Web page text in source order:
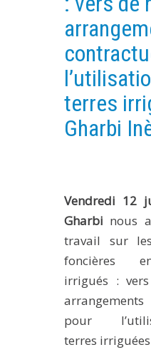
IMPLANTATIONS
PROJETS EN COURS
PROJETS TERMINÉS
NOS RÉSEAUX
SÉMINAIRES RÉGULIERS
INGÉNIEUR
FORMATION CONTINUE
FORMATION DOCTORALE
PRODUCTION
terres
Gharbi
Vendredi 12
Gharbi nous
travail sur
foncières
irrigués :
pour
terres irriguées